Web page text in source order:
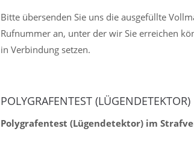
Bitte übersenden Sie uns die ausgefüllte
Rufnummer an, unter der wir Sie erreichen
in Verbindung setzen.
POLYGRAFENTEST
Polygrafentest (Lügendetektor) im